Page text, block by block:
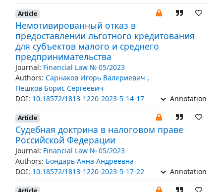
Article
Немотивированный отказ в
предоставлении льготного кредитования
для субъектов малого и среднего
предпринимательства
Journal: Financial Law № 05/2023
Authors: Сарнаков Игорь Валериевич ,
Пешков Борис Сергеевич
DOI: 10.18572/1813-1220-2023-5-14-17 Annotation
Article
Судебная доктрина в налоговом праве
Российской Федерации
Journal: Financial Law № 05/2023
Authors: Бондарь Анна Андреевна
DOI: 10.18572/1813-1220-2023-5-17-22 Annotation